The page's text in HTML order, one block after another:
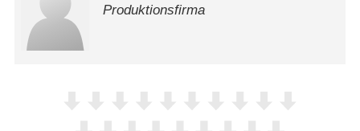
Produktionsfirma